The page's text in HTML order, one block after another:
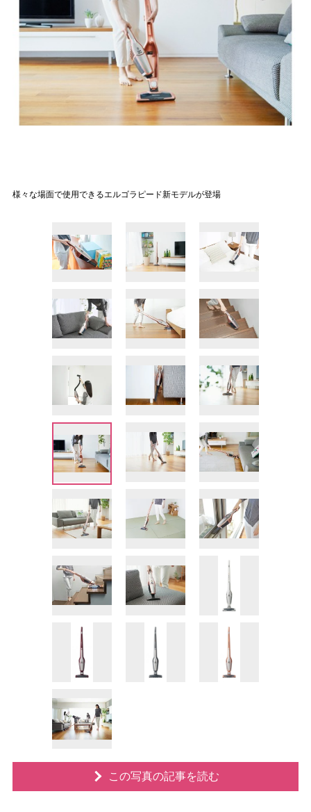
様々な場面で使用できるエルゴラピード新モデルが登場
この写真の記事を読む